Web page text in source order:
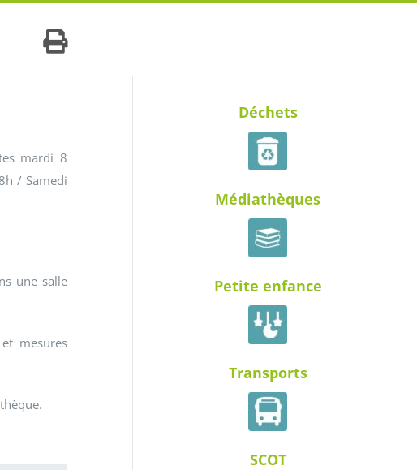
mardi 8
/ Samedi
une salle
mesures
Déchets
Médiathèques
Petite enfance
Transports
SCOT